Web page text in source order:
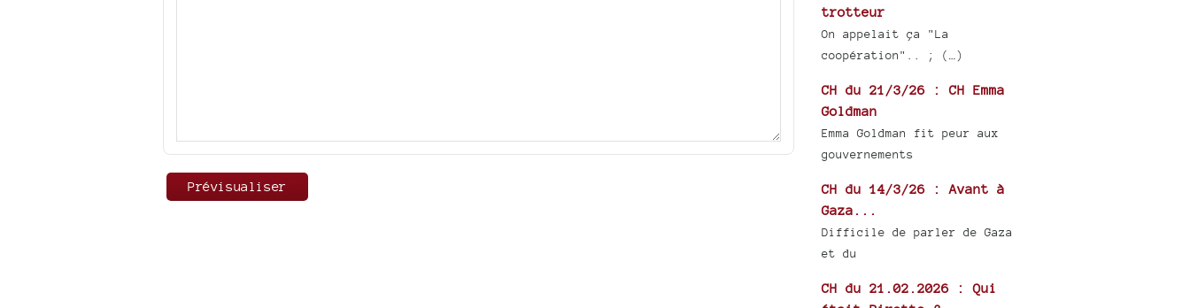
trotteur
On appelait ça "La
coopération".. ; (…)
CH du 21/3/26 : CH Emma
Goldman
Emma Goldman fit peur aux
gouvernements
CH du 14/3/26 : Avant à
Gaza...
Difficile de parler de Gaza
et du
CH du 21.02.2026 : Qui